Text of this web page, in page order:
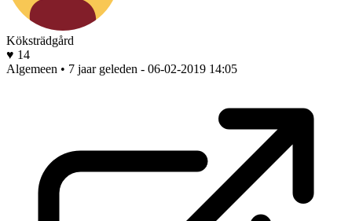
Köksträdgård
♥ 14
Algemeen • 7 jaar geleden - 06-02-2019 14:05